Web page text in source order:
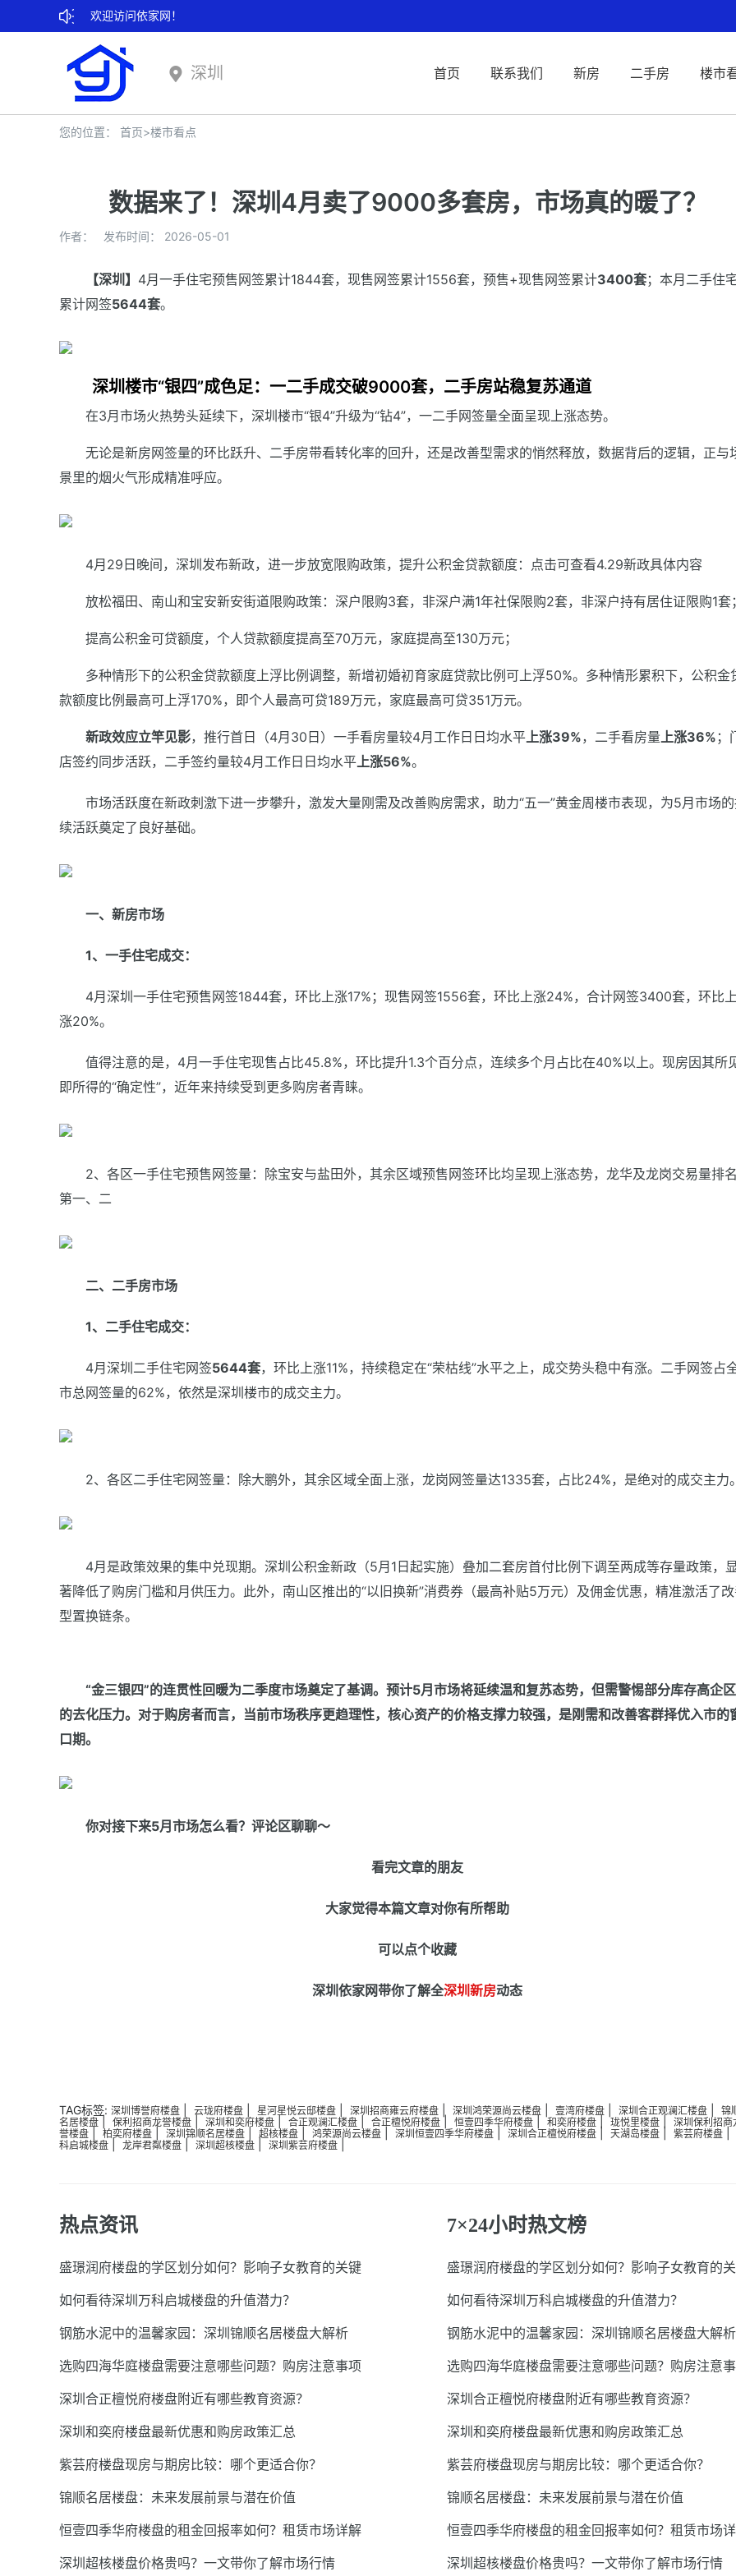
欢迎访问依家网！
深圳 首页 联系我们 新房 二手房 楼市
您的位置： 首页>楼市看点
数据来了！深圳4月卖了9000多套房，市场真的暖了？
作者： 发布时间： 2026-05-01
【深圳】 4月一手住宅预售网签累计1844套，现售网签累计1556套，预售+现售网签累计3400套；本月二手住
累计网签5644套。
深圳楼市“银四”成色足：一二手成交破9000套，二手房站稳复苏通道
在3月市场火热势头延续下，深圳楼市“银4”升级为“钻4”，一二手网签量全面呈现上涨态势。
无论是新房网签量的环比跃升、二手房带看转化率的回升，还是改善型需求的悄然释放，数据背后的逻辑，正与
景里的烟火气形成精准呼应。
4月29日晚间，深圳发布新政，进一步放宽限购政策，提升公积金贷款额度：点击可查看4.29新政具体内容
放松福田、南山和宝安新安街道限购政策：深户限购3套，非深户满1年社保限购2套，非深户持有居住证限购1套；
提高公积金可贷额度，个人贷款额度提高至70万元，家庭提高至130万元；
多种情形下的公积金贷款额度上浮比例调整，新增初婚初育家庭贷款比例可上浮50%。多种情形累积下，公积金
款额度比例最高可上浮170%，即个人最高可贷189万元，家庭最高可贷351万元。
新政效应立竿见影，推行首日（4月30日）一手看房量较4月工作日日均水平上涨39%，二手看房量上涨36% ；
店签约同步活跃，二手签约量较4月工作日日均水平上涨56%。
市场活跃度在新政刺激下进一步攀升，激发大量刚需及改善购房需求，助力“五一”黄金周楼市表现，为5月市场
续活跃奠定了良好基础。
一、新房市场
1、一手住宅成交：
4月深圳一手住宅预售网签1844套，环比上涨17%；现售网签1556套，环比上涨24%，合计网签3400套，环比上
涨20%。
值得注意的是，4月一手住宅现售占比45.8%，环比提升1.3个百分点，连续多个月占比在40%以上。现房因其所
即所得的“确定性”，近年来持续受到更多购房者青睐。
2、各区一手住宅预售网签量：除宝安与盐田外，其余区域预售网签环比均呈现上涨态势，龙华及龙岗交易量排名
第一、二
二、二手房市场
1、二手住宅成交：
4月深圳二手住宅网签5644套，环比上涨11%，持续稳定在“荣枯线”水平之上，成交势头稳中有涨。二手网签占
市总网签量的62%，依然是深圳楼市的成交主力。
2、各区二手住宅网签量：除大鹏外，其余区域全面上涨，龙岗网签量达1335套，占比24%，是绝对的成交主力。
4月是政策效果的集中兑现期。深圳公积金新政（5月1日起实施）叠加二套房首付比例下调至两成等存量政策，
著降低了购房门槛和月供压力。此外，南山区推出的“以旧换新”消费券（最高补贴5万元）及佣金优惠，精准激活了
型置换链条。
“金三银四”的连贯性回暖为二季度市场奠定了基调。预计5月市场将延续温和复苏态势，但需警惕部分库存高企
的去化压力。对于购房者而言，当前市场秩序更趋理性，核心资产的价格支撑力较强，是刚需和改善客群择优入市的
口期。
你对接下来5月市场怎么看？评论区聊聊～
看完文章的朋友
大家觉得本篇文章对你有所帮助
可以点个收藏
深圳依家网带你了解全深圳新房动态
TAG标签: 深圳博誉府楼盘 云珑府楼盘 星河星悦云邸楼盘 深圳招商雍云府楼盘 深圳鸿荣源尚云楼盘 壹湾府楼盘 深圳合正观澜汇楼盘
锦
名居楼盘
保利招商龙誉楼盘 深圳和奕府楼盘 合正观澜汇楼盘 合正檀悦府楼盘 | 恒壹四季华府楼盘 |和奕府楼盘 |珑悦里楼盘
深圳保利招商
誉楼盘
柏奕府楼盘 深圳锦顺名居楼盘 超核楼盘 鸿荣源尚云楼盘 深圳恒壹四季华府楼盘 深圳合正檀悦府楼盘 | 天湖岛楼盘 | 紫芸府楼盘
科启城楼盘
龙岸君粼楼盘 深圳超核楼盘 深圳紫芸府楼盘
热点资讯
盛璟润府楼盘的学区划分如何？影响子女教育的关键
如何看待深圳万科启城楼盘的升值潜力？
钢筋水泥中的温馨家园：深圳锦顺名居楼盘大解析
选购四海华庭楼盘需要注意哪些问题？购房注意事项
深圳合正檀悦府楼盘附近有哪些教育资源？
深圳和奕府楼盘最新优惠和购房政策汇总
紫芸府楼盘现房与期房比较：哪个更适合你？
锦顺名居楼盘：未来发展前景与潜在价值
恒壹四季华府楼盘的租金回报率如何？租赁市场详解
深圳超核楼盘价格贵吗？一文带你了解市场行情
7×24小时热文榜
盛璟润府楼盘的学区划分如何？影响子女教育的
如何看待深圳万科启城楼盘的升值潜力？
钢筋水泥中的温馨家园：深圳锦顺名居楼盘大解析
选购四海华庭楼盘需要注意哪些问题？购房注意
深圳合正檀悦府楼盘附近有哪些教育资源？
深圳和奕府楼盘最新优惠和购房政策汇总
紫芸府楼盘现房与期房比较：哪个更适合你？
锦顺名居楼盘：未来发展前景与潜在价值
恒壹四季华府楼盘的租金回报率如何？租赁市场
深圳超核楼盘价格贵吗？一文带你了解市场行情